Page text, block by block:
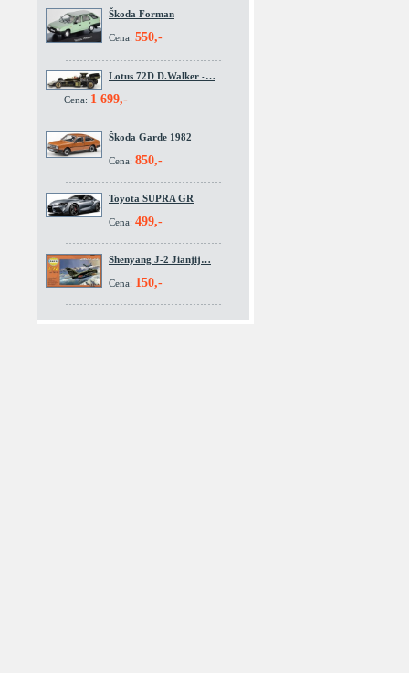
Škoda Forman
Cena: 550,-
Lotus 72D D.Walker -…
Cena: 1 699,-
Škoda Garde 1982
Cena: 850,-
Toyota SUPRA GR
Cena: 499,-
Shenyang J-2 Jianjij…
Cena: 150,-